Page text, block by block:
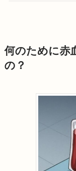
何のために赤
の？